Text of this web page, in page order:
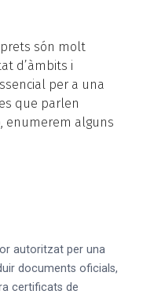
són molt
d’àmbits i
per a una
que parlen
enumerem alguns
autoritzat per una
documents oficials,
certificats de